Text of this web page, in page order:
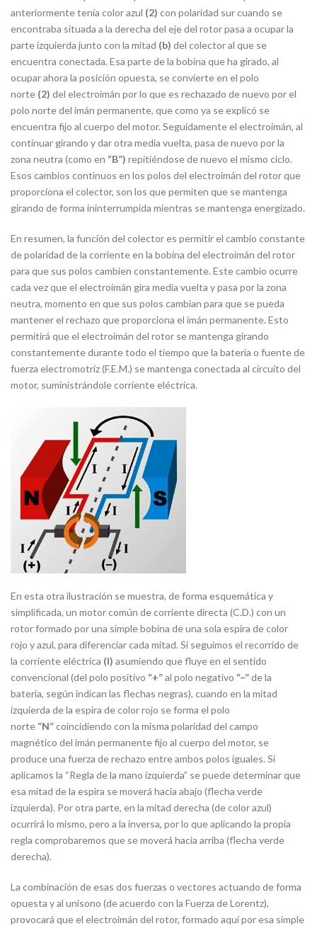
anteriormente tenía color azul (2) con polaridad sur cuando se
encontraba situada a la derecha del eje del rotor pasa a ocupar la
parte izquierda junto con la mitad (b) del colector al que se
encuentra conectada. Esa parte de la bobina que ha girado, al
ocupar ahora la posición opuesta, se convierte en el polo
norte (2) del electroimán por lo que es rechazado de nuevo por el
polo norte del imán permanente, que como ya se explicó se
encuentra fijo al cuerpo del motor. Seguidamente el electroimán, al
continuar girando y dar otra media vuelta, pasa de nuevo por la
zona neutra (como en “B”) repitiéndose de nuevo el mismo ciclo.
Esos cambios continuos en los polos del electroimán del rotor que
proporciona el colector, son los que permiten que se mantenga
girando de forma ininterrumpida mientras se mantenga energizado.
En resumen, la función del colector es permitir el cambio constante
de polaridad de la corriente en la bobina del electroimán del rotor
para que sus polos cambien constantemente. Este cambio ocurre
cada vez que el electroimán gira media vuelta y pasa por la zona
neutra, momento en que sus polos cambian para que se pueda
mantener el rechazo que proporciona el imán permanente. Esto
permitirá que el electroimán del rotor se mantenga girando
constantemente durante todo el tiempo que la batería o fuente de
fuerza electromotriz (F.E.M.) se mantenga conectada al circuito del
motor, suministrándole corriente eléctrica.
En esta otra ilustración se muestra, de forma esquemática y
simplificada, un motor común de corriente directa (C.D.) con un
rotor formado por una simple bobina de una sola espira de color
rojo y azul, para diferenciar cada mitad. Si seguimos el recorrido de
la corriente eléctrica (I) asumiendo que fluye en el sentido
convencional (del polo positivo “+”al polo negativo “–”de la
batería, según indican las flechas negras), cuando en la mitad
izquierda de la espira de color rojo se forma el polo
norte “N”coincidiendo con la misma polaridad del campo
magnético del imán permanente fijo al cuerpo del motor, se
produce una fuerza de rechazo entre ambos polos iguales. Si
aplicamos la “Regla de la mano izquierda” se puede determinar que
esa mitad de la espira se moverá hacia abajo (flecha verde
izquierda). Por otra parte, en la mitad derecha (de color azul)
ocurrirá lo mismo, pero a la inversa, por lo que aplicando la propia
regla comprobaremos que se moverá hacia arriba (flecha verde
derecha).
La combinación de esas dos fuerzas o vectores actuando de forma
opuesta y al unísono (de acuerdo con la Fuerza de Lorentz),
provocará que el electroimán del rotor, formado aquí por esa simple